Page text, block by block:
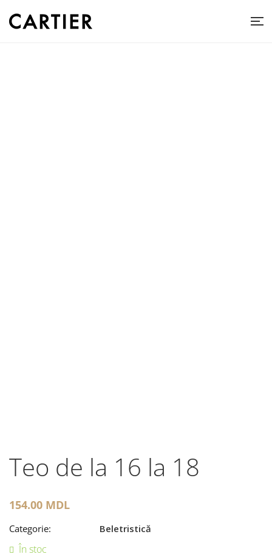
Teo de la 16 la 18
154.00 MDL
Categorie: Beletristică
În stoc